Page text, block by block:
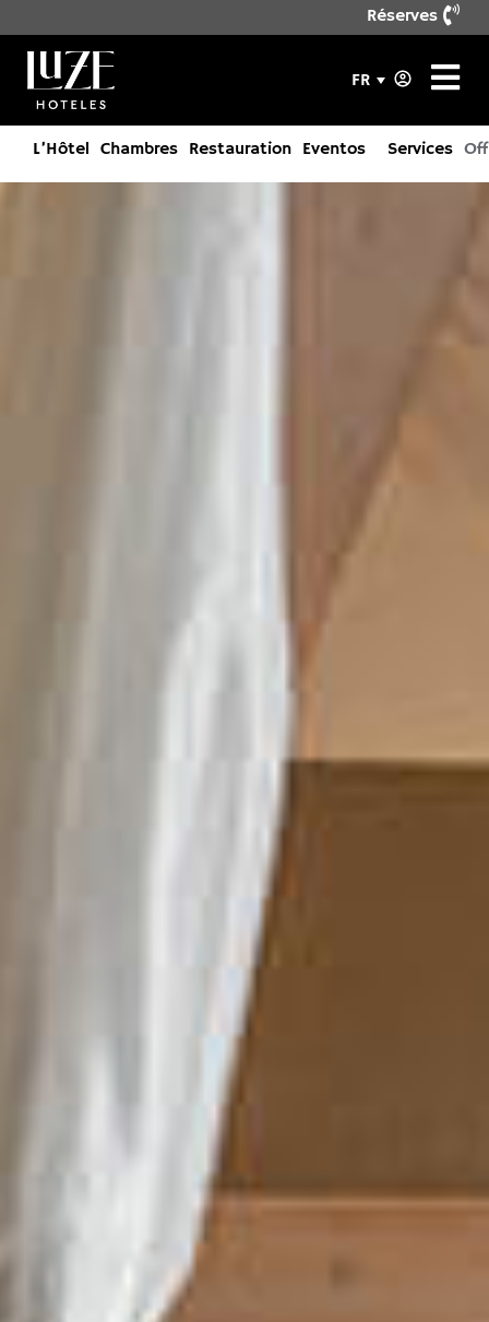
Réserves
FR
L’Hôtel Chambres Restauration Eventos Services